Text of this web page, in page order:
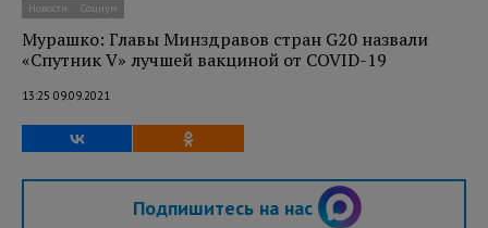
Новости Социум
Мурашко: Главы Минздравов стран G20 назвали
«Спутник V» лучшей вакциной от COVID-19
13:25 09.09.2021
Подпишитесь на нас